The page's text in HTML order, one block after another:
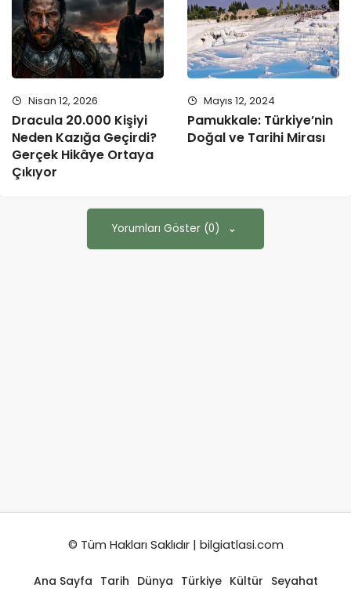
Nisan 12, 2026
Dracula 20.000 Kişiyi
Neden Kazığa Geçirdi?
Gerçek Hikâye Ortaya
Çıkıyor
Mayıs 12, 2024
Pamukkale: Türkiye’nin
Doğal ve Tarihi Mirası
Yorumları Göster (0)
© Tüm Hakları Saklıdır | bilgiatlasi.com
Ana Sayfa Tarih Dünya Türkiye Kültür Seyahat